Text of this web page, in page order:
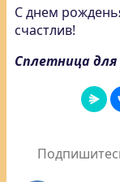
С днем
счастлив!
Сплетница